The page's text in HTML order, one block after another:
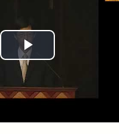
Play
Video